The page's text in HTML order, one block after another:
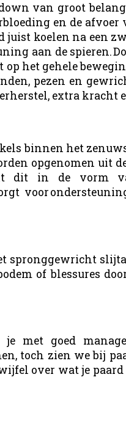
van groot
en de
koelen na een
aan de spieren.
op het gehele
pezen en
extra kracht
binnen het
opgenomen uit
dit in de vorm
voor
spronggewricht
of blessures
goed
toch zien we bij
over wat je